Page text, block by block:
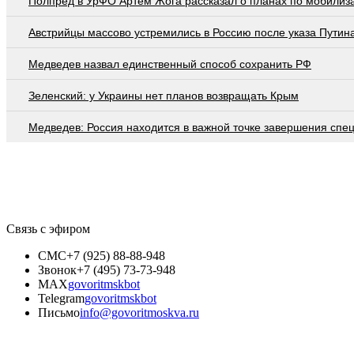
Австрийцы массово устремились в Россию после указа
Медведев назвал единственный способ сохранить РФ
Зеленский: у Украины нет планов возвращать Крым
Медведев: Россия находится в важной точке завершения
Связь с эфиром
СМС+7 (925) 88-88-948
Звонок+7 (495) 73-73-948
MAXgovoritmskbot
Telegramgovoritmskbot
Письмоinfo@govoritmoskva.ru